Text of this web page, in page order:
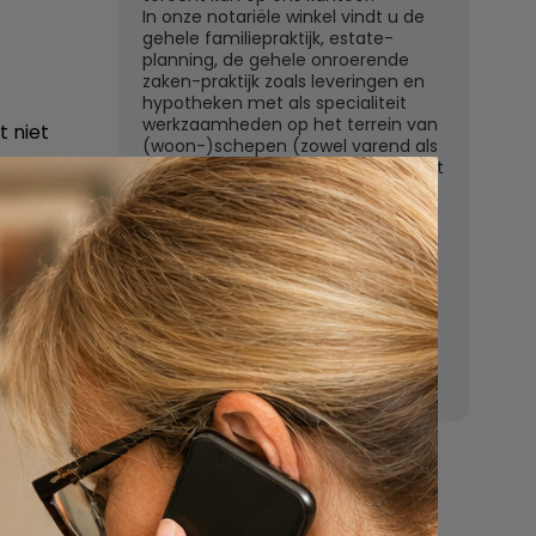
niet
dus
om
In onze notariële winkel vindt u de
gehele familiepraktijk, estate-
planning, de gehele onroerende
zaken-praktijk zoals leveringen en
hypotheken met als specialiteit
werkzaamheden op het terrein van
(woon-)schepen (zowel varend als
liggend) en het ondernemingsrecht
met een zeer uitgebreid
dienstenpakket.
Een orienterend gesprek op het
kantoor te Weesp is kosteloos en
vrijblijvend. Aarzelt u dan ook niet
om hiervan gebruik te maken.
Nu